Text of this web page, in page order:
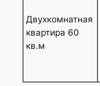
Двухкомнатная
квартира 60
кв.м